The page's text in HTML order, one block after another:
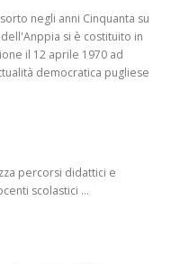
sorto negli anni Cinquanta su
si è costituito in
il 12 aprile 1970 ad
democratica pugliese
percorsi didattici e
scolastici ...